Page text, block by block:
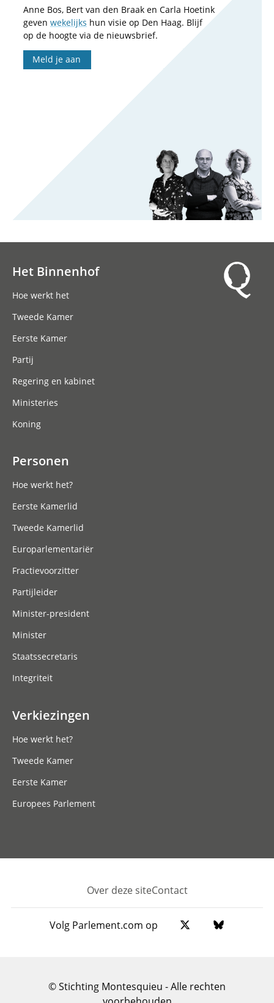
Anne Bos, Bert van den Braak en Carla Hoetink
geven wekelijks hun visie op Den Haag. Blijf
op de hoogte via de nieuwsbrief.
Meld je aan
Het Binnenhof
Hoe werkt het
Tweede Kamer
Eerste Kamer
Partij
Regering en kabinet
Ministeries
Koning
Personen
Hoe werkt het?
Eerste Kamerlid
Tweede Kamerlid
Europarlementariër
Fractievoorzitter
Partijleider
Minister-president
Minister
Staatssecretaris
Integriteit
Verkiezingen
Hoe werkt het?
Tweede Kamer
Eerste Kamer
Europees Parlement
Footer
Over deze siteContact
Volg Parlement.com op
© Stichting Montesquieu - Alle rechten